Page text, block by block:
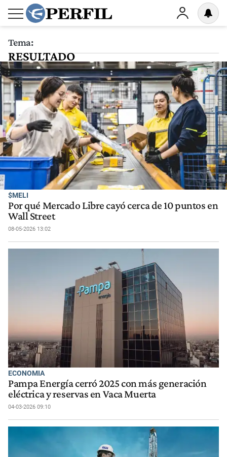
Tema:
RESULTADO
$MELI
Por qué Mercado Libre cayó cerca de 10 puntos en
Wall Street
08-05-2026 13:02
ECONOMIA
Pampa Energía cerró 2025 con más generación
eléctrica y reservas en Vaca Muerta
04-03-2026 09:10